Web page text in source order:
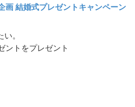
画 結婚式プレゼントキャンペーン
。
ントをプレゼント